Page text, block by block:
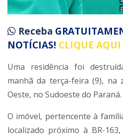
Receba
NOTÍCIAS! CLIQUE AQUI
Uma residência foi
manhã da terça-feira (9), na
Oeste, no Sudoeste do Paraná.
O imóvel, pertencente à
localizado próximo à BR-